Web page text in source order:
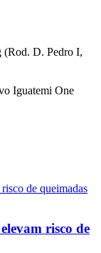
(Rod. D. Pedro I,
Iguatemi One
risco de